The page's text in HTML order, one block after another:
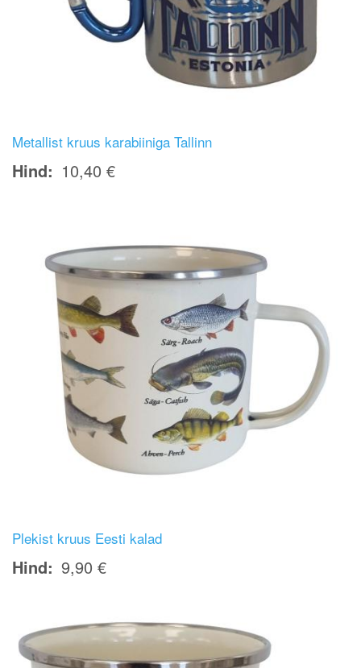
Metallist kruus karabiiniga Tallinn
Hind 10,40 €
Plekist kruus Eesti kalad
Hind 9,90 €